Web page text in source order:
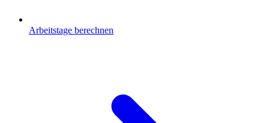
Arbeitstage berechnen